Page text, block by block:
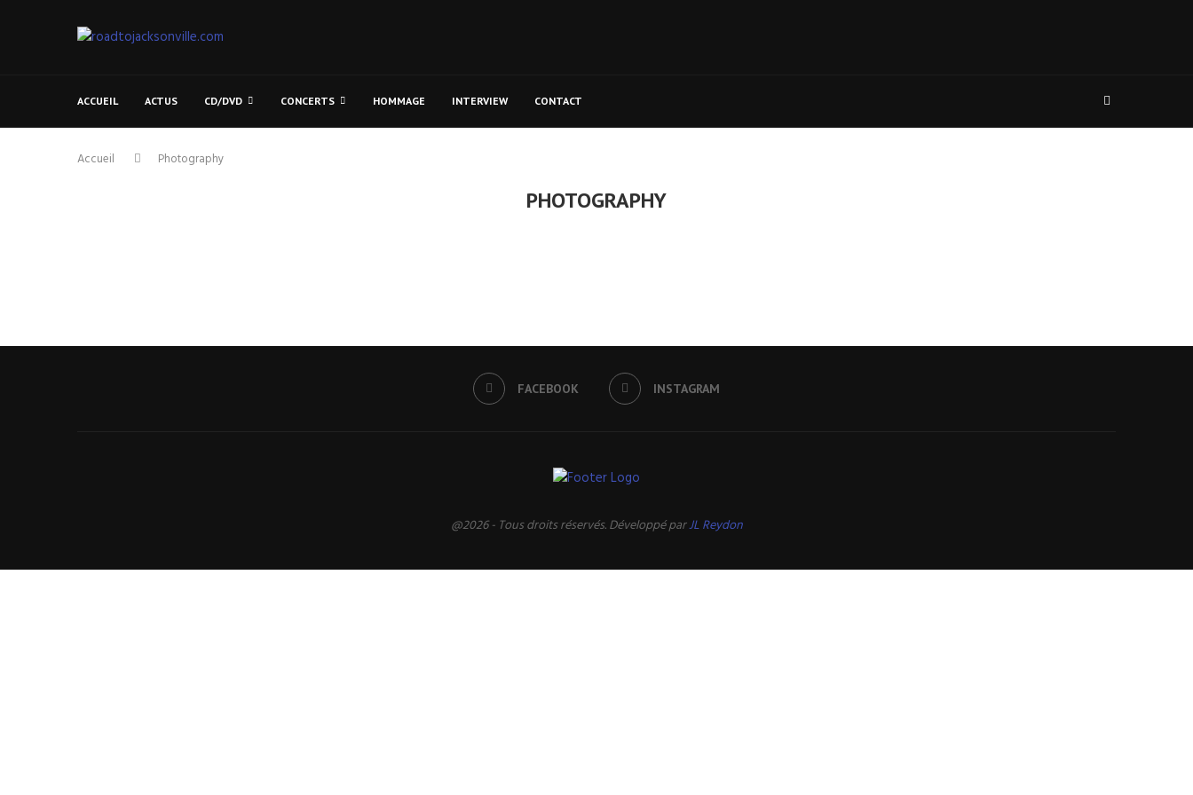
ACCUEIL ACTUS CD/DVD CONCERTS HOMMAGE INTERVIEW CONTACT
Accueil Photography
PHOTOGRAPHY
FACEBOOK INSTAGRAM
@2026 - Tous droits réservés. Développé parJL Reydon